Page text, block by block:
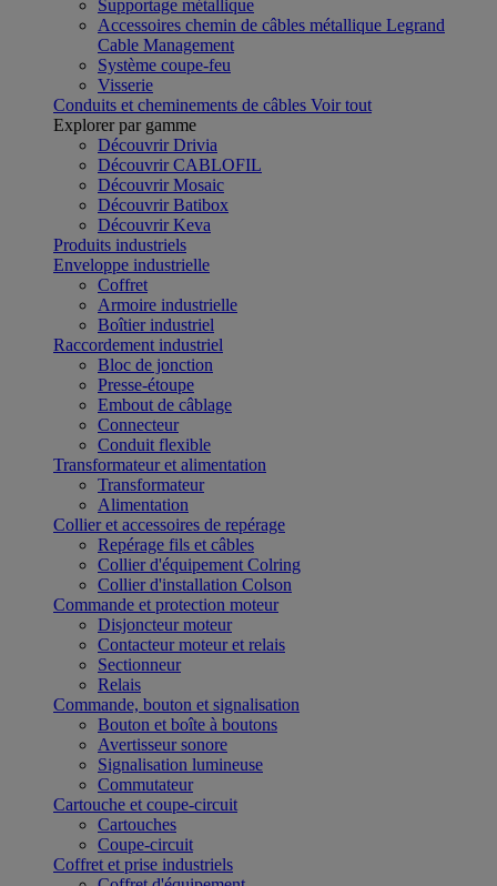
Supportage métallique
Accessoires chemin de câbles métallique Legrand
Cable Management
Système coupe-feu
Visserie
Conduits et cheminements de câbles Voir tout
Explorer par gamme
Découvrir Drivia
Découvrir CABLOFIL
Découvrir Mosaic
Découvrir Batibox
Découvrir Keva
Produits industriels
Enveloppe industrielle
Coffret
Armoire industrielle
Boîtier industriel
Raccordement industriel
Bloc de jonction
Presse-étoupe
Embout de câblage
Connecteur
Conduit flexible
Transformateur et alimentation
Transformateur
Alimentation
Collier et accessoires de repérage
Repérage fils et câbles
Collier d'équipement Colring
Collier d'installation Colson
Commande et protection moteur
Disjoncteur moteur
Contacteur moteur et relais
Sectionneur
Relais
Commande, bouton et signalisation
Bouton et boîte à boutons
Avertisseur sonore
Signalisation lumineuse
Commutateur
Cartouche et coupe-circuit
Cartouches
Coupe-circuit
Coffret et prise industriels